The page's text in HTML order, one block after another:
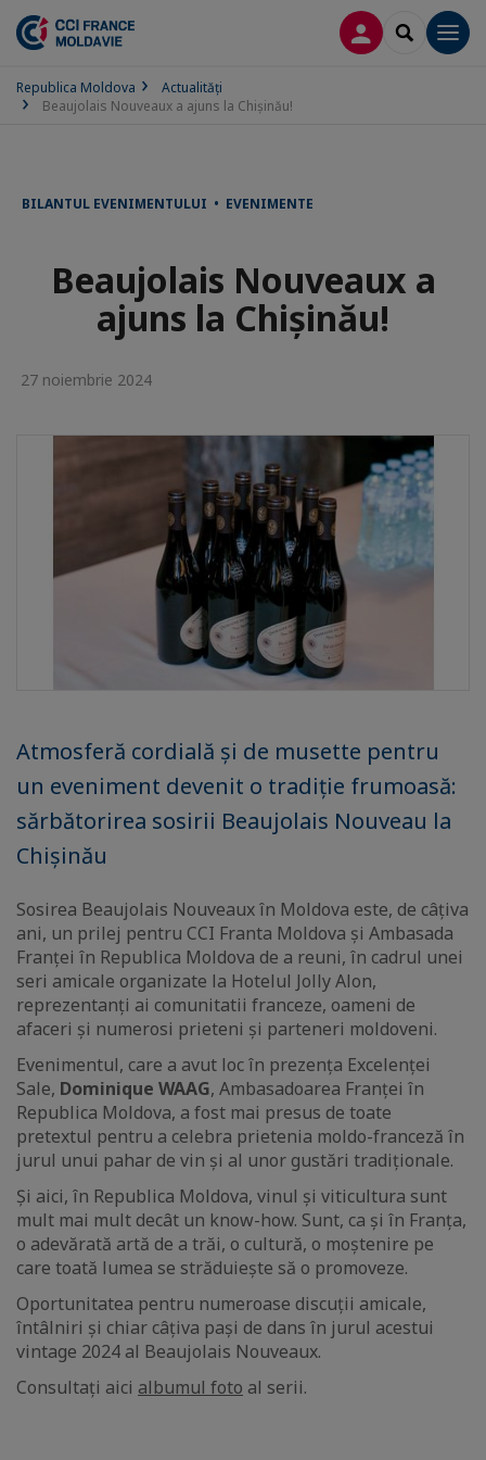
CONECTARE
SEARCH
Republica Moldova
Actualităţi
Beaujolais Nouveaux a ajuns la Chișinău!
BILANTUL EVENIMENTULUI • EVENIMENTE
Beaujolais Nouveaux a
ajuns la Chișinău!
27 noiembrie 2024
Atmosferă cordială și de musette pentru
un eveniment devenit o tradiție frumoasă:
sărbătorirea sosirii Beaujolais Nouveau la
Chișinău
Sosirea Beaujolais Nouveaux în Moldova este, de câțiva
ani, un prilej pentru CCI Franta Moldova și Ambasada
Franței în Republica Moldova de a reuni, în cadrul unei
seri amicale organizate la Hotelul Jolly Alon,
reprezentanți ai comunitatii franceze, oameni de
afaceri și numerosi prieteni și parteneri moldoveni.
Evenimentul, care a avut loc în prezența Excelenței
Sale, Dominique WAAG, Ambasadoarea Franței în
Republica Moldova, a fost mai presus de toate
pretextul pentru a celebra prietenia moldo-franceză în
jurul unui pahar de vin și al unor gustări tradiționale.
Și aici, în Republica Moldova, vinul și viticultura sunt
mult mai mult decât un know-how. Sunt, ca și în Franța,
o adevărată artă de a trăi, o cultură, o moștenire pe
care toată lumea se străduiește să o promoveze.
Oportunitatea pentru numeroase discuții amicale,
întâlniri și chiar câțiva pași de dans în jurul acestui
vintage 2024 al Beaujolais Nouveaux.
Consultați aici albumul foto al serii.